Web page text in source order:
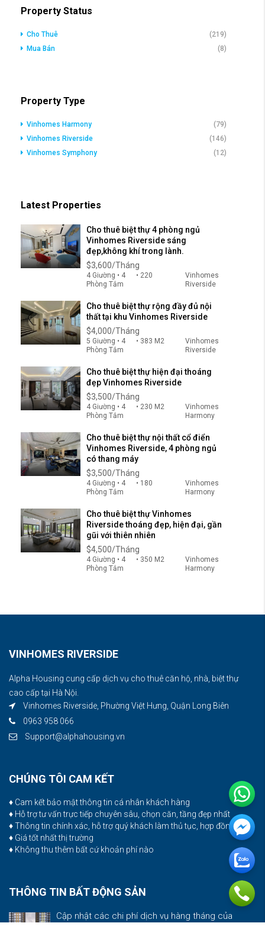
Property Status
Cho Thuê
(219)
Mua Bán
(8)
Property Type
Vinhomes Harmony
(79)
Vinhomes Riverside
(146)
Vinhomes Symphony
(12)
Latest Properties
Cho thuê biệt thự 4 phòng ngủ
Vinhomes Riverside sáng
đẹp,không khí trong lành.
$3,600/Tháng
4 Giường • 4
Phòng Tắm
• 220
Vinhomes
Riverside
Cho thuê biệt thự rộng đầy đủ nội
thất tại khu Vinhomes Riverside
$4,000/Tháng
5 Giường • 4
Phòng Tắm
• 383 M2
Vinhomes
Riverside
Cho thuê biệt thự hiện đại thoáng
đẹp Vinhomes Riverside
$3,500/Tháng
4 Giường • 4
Phòng Tắm
• 230 M2
Vinhomes
Harmony
Cho thuê biệt thự nội thất cổ điển
Vinhomes Riverside, 4 phòng ngủ
có thang máy
$3,500/Tháng
4 Giường • 4
Phòng Tắm
• 180
Vinhomes
Harmony
Cho thuê biệt thự Vinhomes
Riverside thoáng đẹp, hiện đại, gần
gũi với thiên nhiên
$4,500/Tháng
4 Giường • 4
Phòng Tắm
• 350 M2
Vinhomes
Harmony
VINHOMES RIVERSIDE
Alpha Housing cung cấp dịch vụ cho thuê căn hộ, nhà, biệt thự
cao cấp tại Hà Nội.
Vinhomes Riverside, Phường Việt Hưng, Quận Long Biên
0963 958 066
Support@alphahousing.vn
CHÚNG TÔI CAM KẾT
♦ Cam kết bảo mật thông tin cá nhân khách hàng
♦ Hỗ trợ tư vấn trực tiếp chuyên sâu, chọn căn, tầng đẹp nhất
♦ Thông tin chính xác, hỗ trợ quý khách làm thủ tục, hợp đồng
♦ Giá tốt nhất thị trường
♦ Không thu thêm bất cứ khoản phí nào
THÔNG TIN BẤT ĐỘNG SẢN
Cập nhật các chi phí dịch vụ hàng tháng của